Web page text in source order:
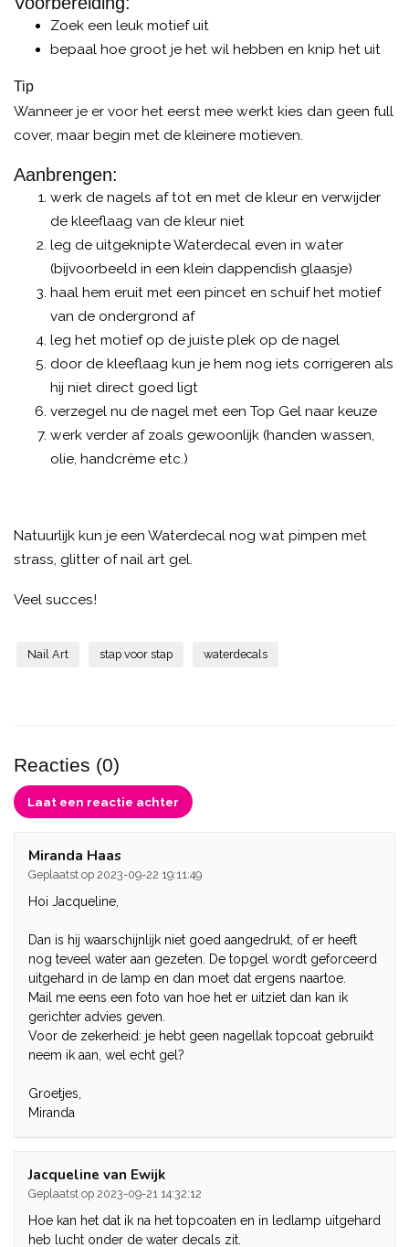
Zoek een leuk motief uit
bepaal hoe groot je het wil hebben en knip het uit
Tip
Wanneer je er voor het eerst mee werkt kies dan geen full
cover, maar begin met de kleinere motieven.
Aanbrengen:
werk de nagels af tot en met de kleur en verwijder
de kleeflaag van de kleur niet
leg de uitgeknipte Waterdecal even in water
(bijvoorbeeld in een klein dappendish glaasje)
haal hem eruit met een pincet en schuif het motief
van de ondergrond af
leg het motief op de juiste plek op de nagel
door de kleeflaag kun je hem nog iets corrigeren als
hij niet direct goed ligt
verzegel nu de nagel met een Top Gel naar keuze
werk verder af zoals gewoonlijk (handen wassen,
olie, handcrème etc.)
Natuurlijk kun je een Waterdecal nog wat pimpen met
strass, glitter of nail art gel.
Veel succes!
Nail Art stap voor stap waterdecals
Reacties (0)
Laat een reactie achter
Miranda Haas
Geplaatst op 2023-09-22 19:11:49
Hoi Jacqueline,
Dan is hij waarschijnlijk niet goed aangedrukt, of er heeft
nog teveel water aan gezeten. De topgel wordt geforceerd
uitgehard in de lamp en dan moet dat ergens naartoe.
Mail me eens een foto van hoe het er uitziet dan kan ik
gerichter advies geven.
Voor de zekerheid: je hebt geen nagellak topcoat gebruikt
neem ik aan, wel echt gel?
Groetjes,
Miranda
Jacqueline van Ewijk
Geplaatst op 2023-09-21 14:32:12
Hoe kan het dat ik na het topcoaten en in ledlamp uitgehard
heb lucht onder de water decals zit.